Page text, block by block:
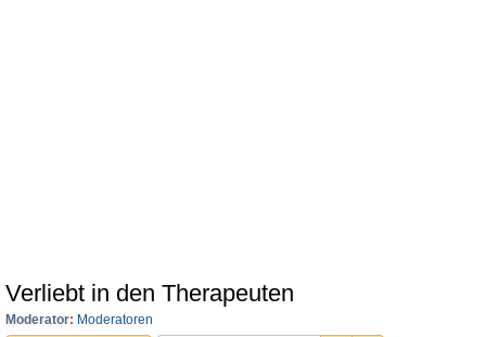
Verliebt in den Therapeuten
Moderator: Moderatoren